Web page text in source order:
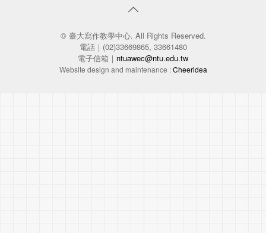
© 臺大寫作教學中心. All Rights Reserved.
電話｜(02)33669865, 33661480
電子信箱｜ ntuawec@ntu.edu.tw
Website design and maintenance :Cheeridea